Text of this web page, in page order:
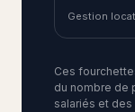
Gestion
Ces
du nombre de
salariés et